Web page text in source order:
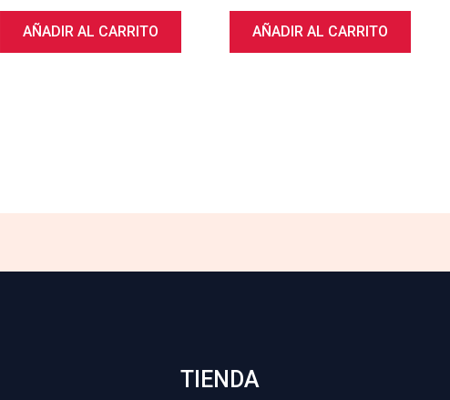
AÑADIR AL CARRITO AÑADIR AL CARRITO
TIENDA